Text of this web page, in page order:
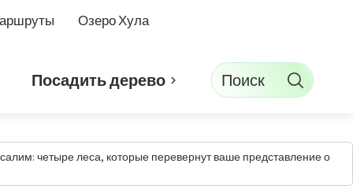
Озеро Хула
Посадить дерево Поиск
четыре леса, которые перевернут ваше представление о